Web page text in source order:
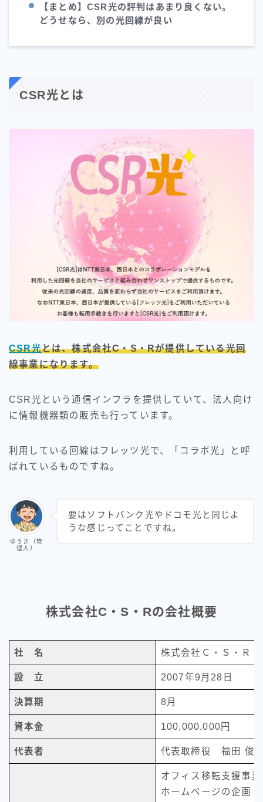
【まとめ】CSR光の評判はあまり良くない。
どうせなら、別の光回線が良い
CSR光とは
CSR光とは、株式会社C・S・Rが提供している光回
線事業になります。
CSR光という通信インフラを提供していて、法人向け
に情報機器類の販売も行っています。
利用している回線はフレッツ光で、「コラボ光」と呼
ばれているものですね。
ゆうき（管
理人）
要はソフトバンク光やドコモ光と同じよ
うな感じってことですね。
株式会社C・S・Rの会社概要
社 名 株式会社Ｃ・Ｓ・Ｒ
設 立 2007年9月28日
決算期 8月
資本金 100,000,000円
代表者 代表取締役 福田 俊
オフィス移転支援事業
ホームページの企画